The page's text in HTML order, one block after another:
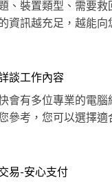
、裝置類型、需要救
資訊越充足，越能向
談工作內容
會有多位專業的電腦
參考，您可以選擇適
易-安心支付